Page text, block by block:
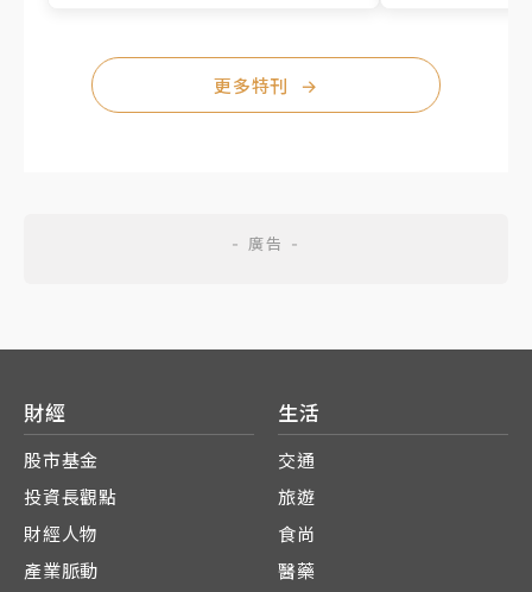
更多特刊 →
財經
股市基金
投資長觀點
財經人物
產業脈動
生活
交通
旅遊
食尚
醫藥